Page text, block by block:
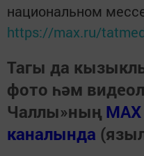
национальном
https://max.ru/
Тагы да
фото һәм
Чаллы»ның MAX
каналында